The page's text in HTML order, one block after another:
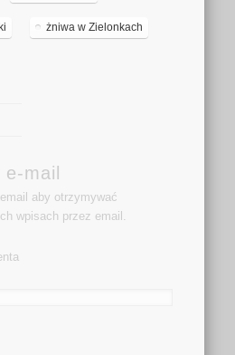
żniwa w Zielonkach
mail
aby otrzymywać
wpisach przez email.